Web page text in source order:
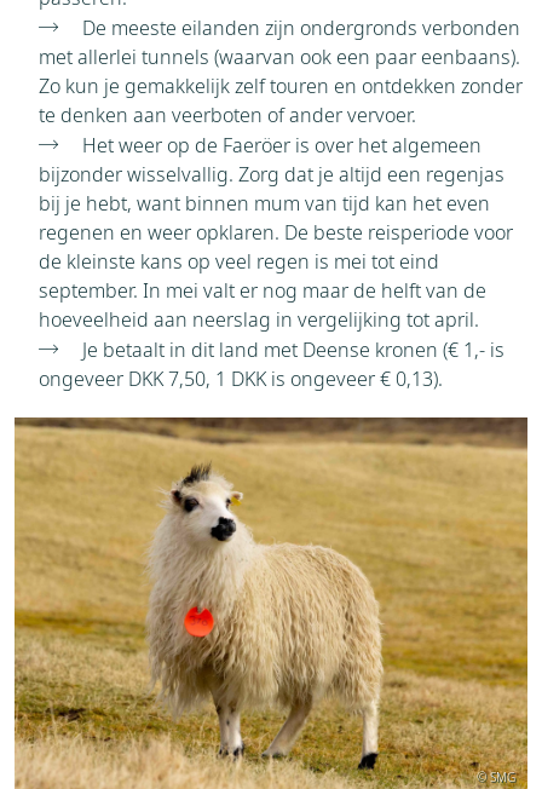
De meeste eilanden zijn ondergronds verbonden
met allerlei tunnels (waarvan ook een paar eenbaans).
Zo kun je gemakkelijk zelf touren en ontdekken zonder
te denken aan veerboten of ander vervoer.
Het weer op de Faeröer is over het algemeen
bijzonder wisselvallig. Zorg dat je altijd een regenjas
bij je hebt, want binnen mum van tijd kan het even
regenen en weer opklaren. De beste reisperiode voor
de kleinste kans op veel regen is mei tot eind
september. In mei valt er nog maar de helft van de
hoeveelheid aan neerslag in vergelijking tot april.
Je betaalt in dit land met Deense kronen (€ 1,- is
ongeveer DKK 7,50, 1 DKK is ongeveer € 0,13).
© SMG